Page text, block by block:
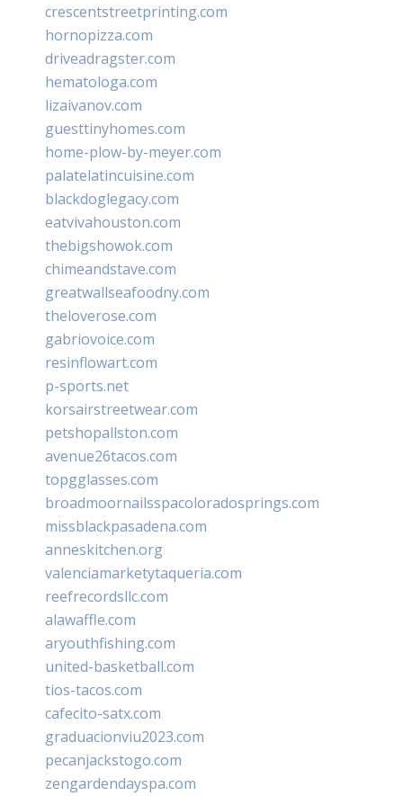
crescentstreetprinting.com
hornopizza.com
driveadragster.com
hematologa.com
lizaivanov.com
guesttinyhomes.com
home-plow-by-meyer.com
palatelatincuisine.com
blackdoglegacy.com
eatvivahouston.com
thebigshowok.com
chimeandstave.com
greatwallseafoodny.com
theloverose.com
gabriovoice.com
resinflowart.com
p-sports.net
korsairstreetwear.com
petshopallston.com
avenue26tacos.com
topgglasses.com
broadmoornailsspacoloradosprings.com
missblackpasadena.com
anneskitchen.org
valenciamarketytaqueria.com
reefrecordsllc.com
alawaffle.com
aryouthfishing.com
united-basketball.com
tios-tacos.com
cafecito-satx.com
graduacionviu2023.com
pecanjackstogo.com
zengardendayspa.com